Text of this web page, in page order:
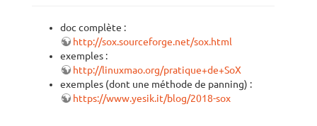
doc complète :
http://sox.sourceforge.net/sox.html
exemples :
http://linuxmao.org/pratique+de+SoX
exemples (dont une méthode de panning) :
https://www.yesik.it/blog/2018-sox